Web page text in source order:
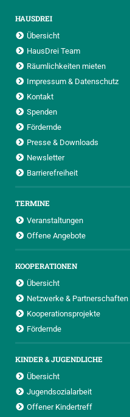
HAUSDREI
Übersicht
HausDrei Team
Räumlichkeiten mieten
Impressum & Datenschutz
Kontakt
Spenden
Fördernde
Presse & Downloads
Newsletter
Barrierefreiheit
TERMINE
Veranstaltungen
Offene Angebote
KOOPERATIONEN
Übersicht
Netzwerke & Partnerschaften
Kooperationsprojekte
Fördernde
KINDER & JUGENDLICHE
Übersicht
Jugendsozialarbeit
Offener Kindertreff